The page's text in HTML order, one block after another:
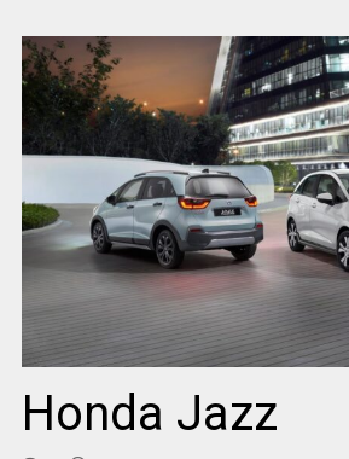
Honda Jazz